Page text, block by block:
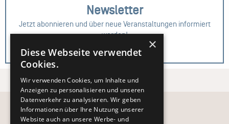
Newsletter
Jetzt abonnieren und über neue Veranstaltungen informiert
werden!
Zur Anmeldung ×
Diese Webseite verwendet
Cookies.
Wir verwenden Cookies, um Inhalte und
Anzeigen zu personalisieren und unseren
Datenverkehr zu analysieren. Wir geben
Informationen über Ihre Nutzung unserer
Website auch an unsere Werbe- und